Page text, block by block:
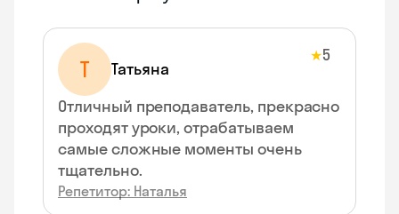
Т Татьяна
★5
Отличный преподаватель, прекрасно
проходят уроки, отрабатываем
самые сложные моменты очень
тщательно.
Репетитор: Наталья